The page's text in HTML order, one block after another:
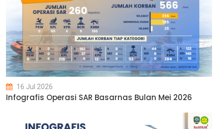
16 Jul 2026
Infografis Operasi SAR Basarnas Bulan Mei 2026